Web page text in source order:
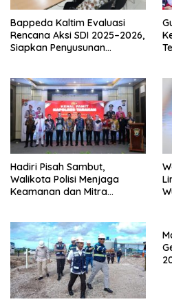
Bappeda Kaltim Evaluasi
Rencana Aksi SDI 2025–2026,
Siapkan Penyusunan
Hadiri Pisah Sambut,
Walikota Polisi Menjaga
Keamanan dan Mitra